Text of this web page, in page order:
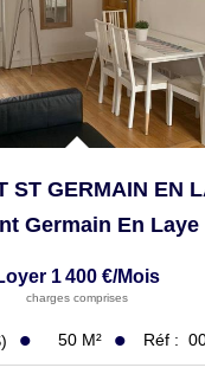
Germain En Laye
1 400 €/mois
charges comprises
50 M² Réf :